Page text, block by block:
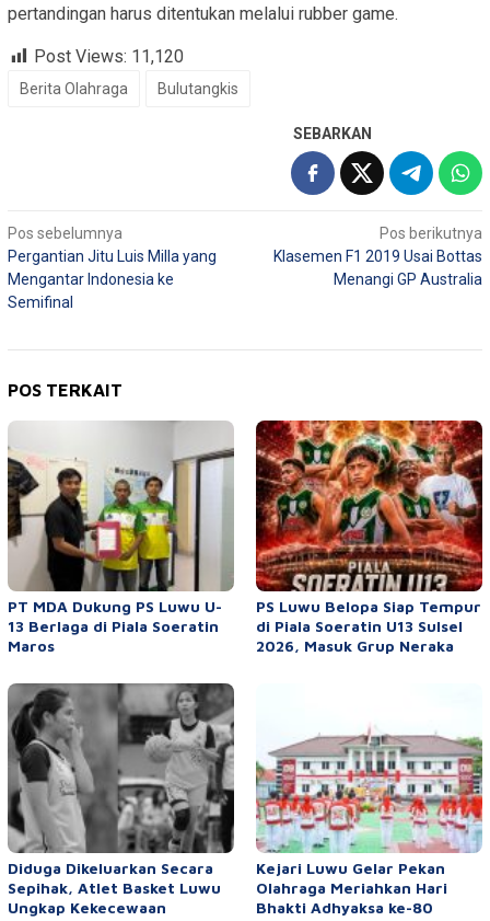
pertandingan harus ditentukan melalui rubber game.
Post Views: 11,120
Berita Olahraga Bulutangkis
SEBARKAN
Navigasi
pos
Pos sebelumnya
Pergantian Jitu Luis Milla yang
Mengantar Indonesia ke
Semifinal
Pos berikutnya
Klasemen F1 2019 Usai Bottas
Menangi GP Australia
POS TERKAIT
PT MDA Dukung PS Luwu U-
13 Berlaga di Piala Soeratin
Maros
PS Luwu Belopa Siap Tempur
di Piala Soeratin U13 Sulsel
2026, Masuk Grup Neraka
Diduga Dikeluarkan Secara
Sepihak, Atlet Basket Luwu
Ungkap Kekecewaan
Kejari Luwu Gelar Pekan
Olahraga Meriahkan Hari
Bhakti Adhyaksa ke-80